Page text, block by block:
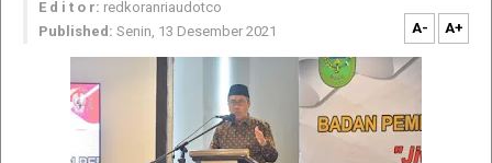
E d i t o r: redkoranriaudotco
Published: Senin, 13 Desember 2021 A- A+